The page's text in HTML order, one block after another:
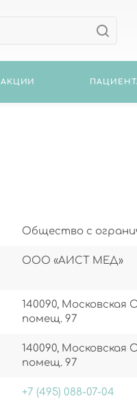
АКЦИИ
Общество с
ООО «АИСТ МЕД»
140090, Московская
помещ. 97
140090, Московская
помещ. 97
+7 (495) 088-07-04